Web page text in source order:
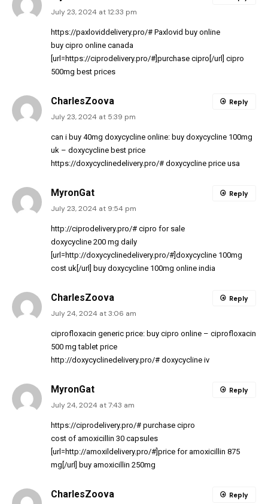
July 23, 2024 at 12:33 pm
https://paxloviddelivery.pro/# Paxlovid buy online
buy cipro online canada
[url=https://ciprodelivery.pro/#]purchase cipro[/url] cipro
500mg best prices
CharlesZoova
July 23, 2024 at 5:39 pm
can i buy 40mg doxycycline online: buy doxycycline 100mg
uk – doxycycline best price
https://doxycyclinedelivery.pro/# doxycycline price usa
Reply
MyronGat
July 23, 2024 at 9:54 pm
http://ciprodelivery.pro/# cipro for sale
doxycycline 200 mg daily
[url=http://doxycyclinedelivery.pro/#]doxycycline 100mg
cost uk[/url] buy doxycycline 100mg online india
Reply
CharlesZoova
July 24, 2024 at 3:06 am
ciprofloxacin generic price: buy cipro online – ciprofloxacin
500 mg tablet price
http://doxycyclinedelivery.pro/# doxycycline iv
Reply
MyronGat
July 24, 2024 at 7:43 am
https://ciprodelivery.pro/# purchase cipro
cost of amoxicillin 30 capsules
[url=http://amoxildelivery.pro/#]price for amoxicillin 875
mg[/url] buy amoxicillin 250mg
Reply
CharlesZoova Reply